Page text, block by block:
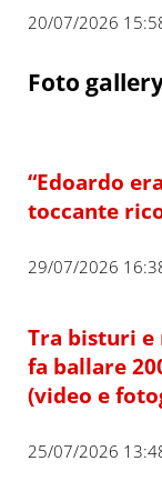
20/07/2026
Foto
“Edoardo
toccante
29/07/2026
Tra bisturi e
fa ballare
(video e
25/07/2026